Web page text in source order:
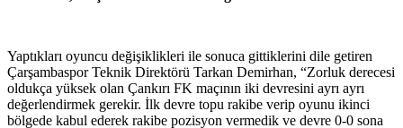
Yaptıkları oyuncu değişiklikleri ile sonuca gittiklerini dile getiren
Çarşambaspor Teknik Direktörü Tarkan Demirhan, “Zorluk derecesi
oldukça yüksek olan Çankırı FK maçının iki devresini ayrı ayrı
değerlendirmek gerekir. İlk devre topu rakibe verip oyunu ikinci
bölgede kabul ederek rakibe pozisyon vermedik ve devre 0-0 sona